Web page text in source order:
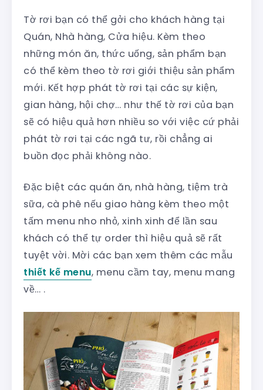
Tờ rơi bạn có thể gởi cho khách hàng tại
Quán, Nhà hàng, Cửa hiệu. Kèm theo
những món ăn, thức uống, sản phẩm bạn
có thể kèm theo tờ rơi giới thiệu sản phẩm
mới. Kết hợp phát tờ rơi tại các sự kiện,
gian hàng, hội chợ… như thế tờ rơi của bạn
sẽ có hiệu quả hơn nhiều so với việc cứ phải
phát tờ rơi tại các ngã tư, rồi chẳng ai
buồn đọc phải không nào.
Đặc biệt các quán ăn, nhà hàng, tiệm trà
sữa, cà phê nếu giao hàng kèm theo một
tấm menu nho nhỏ, xinh xinh để lần sau
khách có thể tự order thì hiệu quả sẽ rất
tuyệt vời. Mời các bạn xem thêm các mẫu
thiết kế menu, menu cầm tay, menu mang
về… .